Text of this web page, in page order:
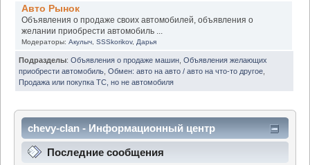
Авто Рынок
Объявления о продаже своих автомобилей, объявления о
желании приобрести автомобиль ...
Модераторы: Акулыч, SSSkorikov, Дарья
Подразделы: Объявления о продаже машин Объявления желающих
приобрести автомобиль Обмен: авто на авто / авто на что-то другое
Продажа или покупка ТС, но не автомобиля
chevy-clan - Информационный центр
Последние сообщения